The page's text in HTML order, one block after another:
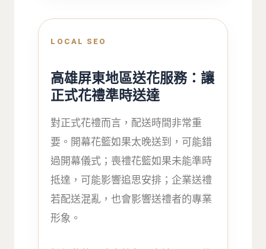
LOCAL SEO
高雄屏東地區送花服務：讓
正式花禮準時送達
對正式花禮而言，配送時間非常重
要。開幕花籃如果太晚送到，可能錯
過開幕儀式；喪禮花籃如果未能準時
抵達，可能影響追思安排；企業送禮
若配送混亂，也會影響送禮者的專業
形象。